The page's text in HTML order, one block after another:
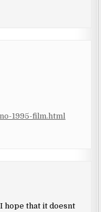
1995-film.html
hope that it doesnt